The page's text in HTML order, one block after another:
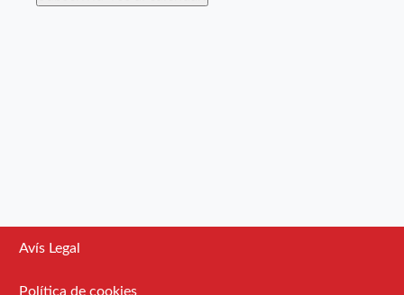
Avís Legal
Política de cookies